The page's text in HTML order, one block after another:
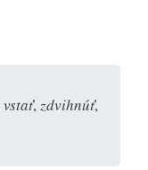
vstať, zdvihnúť,